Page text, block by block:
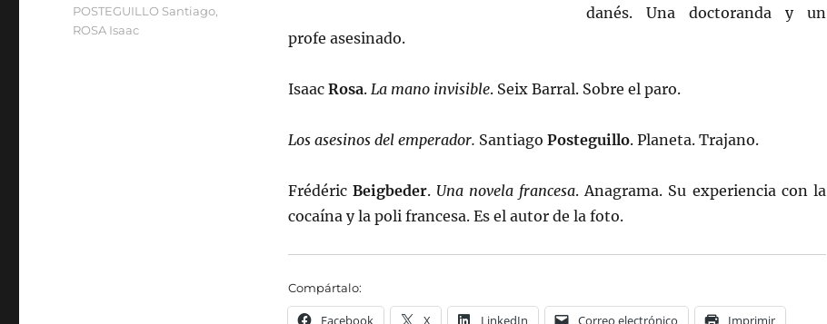
danés. Una doctoranda y un
profe asesinado.
Isaac Rosa. La mano invisible. Seix Barral. Sobre el paro.
Los asesinos del emperador. Santiago Posteguillo. Planeta. Trajano.
Frédéric Beigbeder. Una novela francesa. Anagrama. Su experiencia con la
cocaína y la poli francesa. Es el autor de la foto.
Compártalo:
Facebook X LinkedIn Correo electrónico Imprimir
POSTEGUILLO Santiago
ROSA Isaac